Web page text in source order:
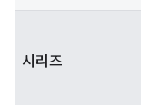
시리즈